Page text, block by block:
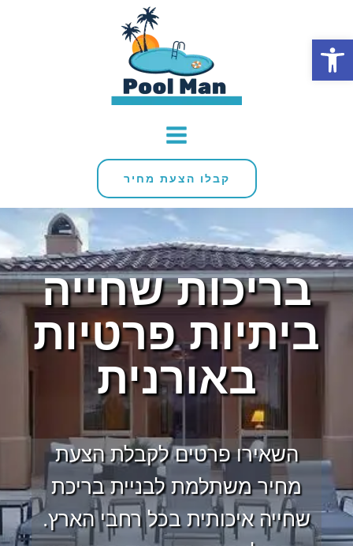
פתח סרגל נגישות
קבלו הצעת מחיר
בריכות שחייה
ביתיות פרטיות
באורנית
השאירו פרטים לקבלת הצעת
מחיר משתלמת לבניית בריכת
שחייה איכותית בכל רחבי הארץ.